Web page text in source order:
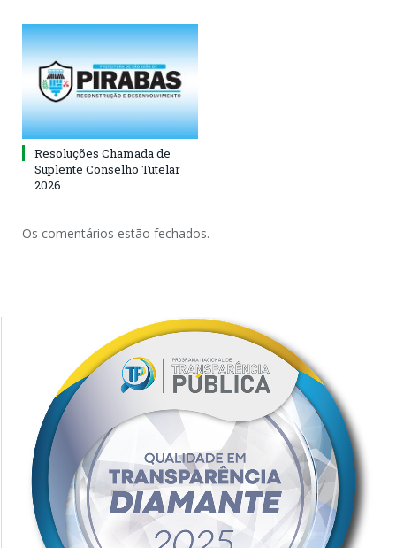
Resoluções Chamada de
Suplente Conselho Tutelar
2026
Os comentários estão fechados.